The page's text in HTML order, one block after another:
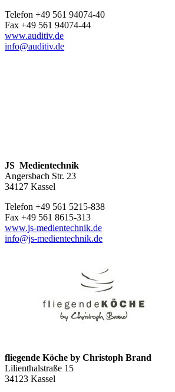
Telefon +49 561 94074-40
Fax +49 561 94074-44
www.auditiv.de
info@auditiv.de
JS Medientechnik
Angersbach Str. 23
34127 Kassel
Telefon +49 561 5215-838
Fax +49 561 8615-313
www.js-medientechnik.de
info@js-medientechnik.de
fliegende Köche by Christoph Brand
Lilienthalstraße 15
34123 Kassel